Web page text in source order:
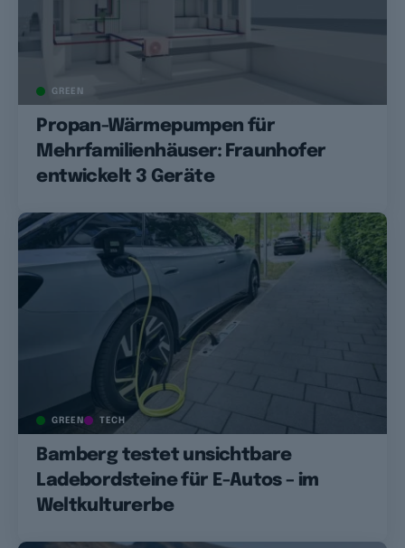
GREEN
Propan-Wärmepumpen für
Mehrfamilienhäuser: Fraunhofer
entwickelt 3 Geräte
GREEN TECH
Bamberg testet unsichtbare
Ladebordsteine für E-Autos – im
Weltkulturerbe